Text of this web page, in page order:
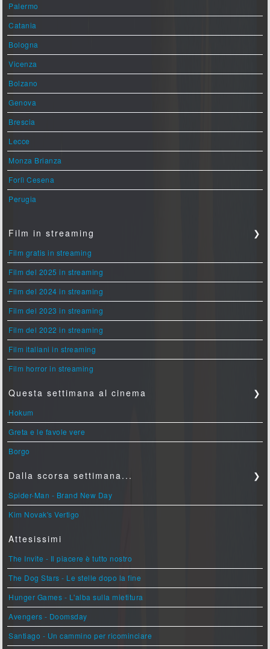
Palermo
Catania
Bologna
Vicenza
Bolzano
Genova
Brescia
Lecce
Monza Brianza
Forlì Cesena
Perugia
Film in streaming ❯
Film gratis in streaming
Film del 2025 in streaming
Film del 2024 in streaming
Film del 2023 in streaming
Film del 2022 in streaming
Film italiani in streaming
Film horror in streaming
Questa settimana al cinema ❯
Hokum
Greta e le favole vere
Borgo
Dalla scorsa settimana... ❯
Spider-Man - Brand New Day
Kim Novak's Vertigo
Attesissimi
The Invite - Il piacere è tutto nostro
The Dog Stars - Le stelle dopo la fine
Hunger Games - L'alba sulla mietitura
Avengers - Doomsday
Santiago - Un cammino per ricominciare